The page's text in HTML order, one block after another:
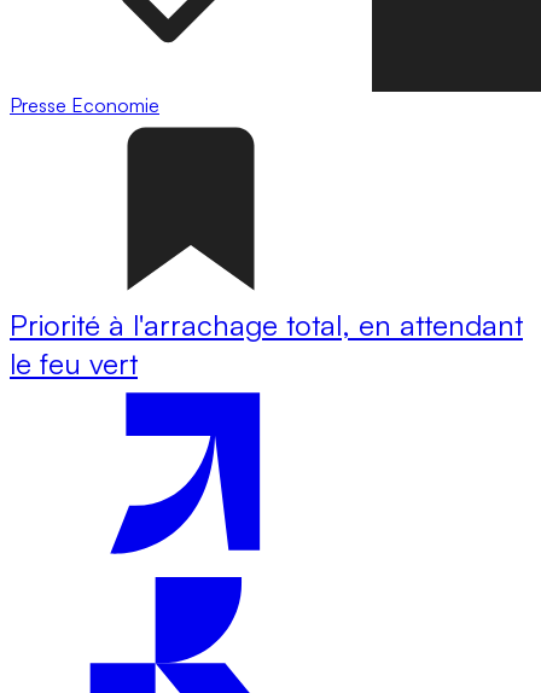
Presse Economie
Priorité à l'arrachage total, en attendant
le feu vert